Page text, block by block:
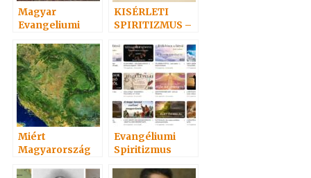
Magyar
Evangeliumi
KISÉRLETI
SPIRITIZMUS –
ELEMÉR DR. 1.
Miért
Magyarország
Evangéliumi
Spiritizmus